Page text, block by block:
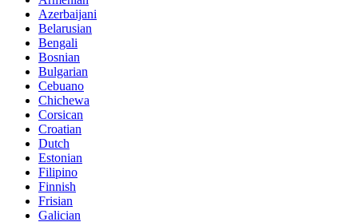
Azerbaijani
Belarusian
Bengali
Bosnian
Bulgarian
Cebuano
Chichewa
Corsican
Croatian
Dutch
Estonian
Filipino
Finnish
Frisian
Galician